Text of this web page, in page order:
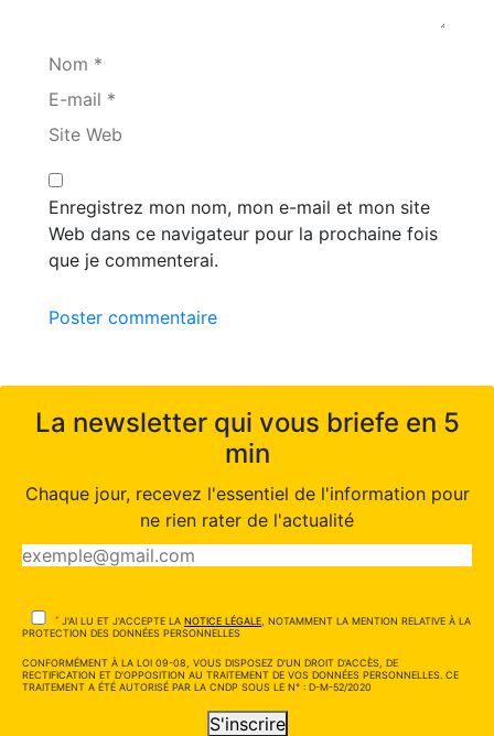
Nom *
E-mail *
Site Web
Enregistrez mon nom, mon e-mail et mon site
Web dans ce navigateur pour la prochaine fois
que je commenterai.
Poster commentaire
La newsletter qui vous briefe en 5
min
Chaque jour, recevez l'essentiel de l'information pour
ne rien rater de l'actualité
* J'AI LU ET J'ACCEPTE LA NOTICE LÉGALE, NOTAMMENT LA MENTION RELATIVE À LA
PROTECTION DES DONNÉES PERSONNELLES
CONFORMÉMENT À LA LOI 09-08, VOUS DISPOSEZ D'UN DROIT D'ACCÈS, DE
RECTIFICATION ET D'OPPOSITION AU TRAITEMENT DE VOS DONNÉES PERSONNELLES. CE
TRAITEMENT A ÉTÉ AUTORISÉ PAR LA CNDP SOUS LE N° : D-M-52/2020
S'inscrire